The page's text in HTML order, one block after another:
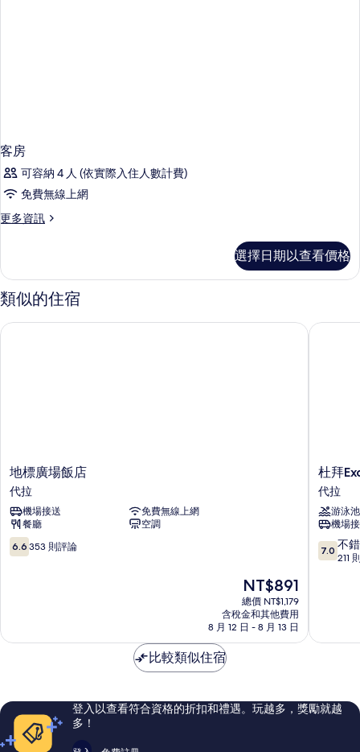
客房
可容納 4 人 (依實際入住人數計費)
免費無線上網
更多資訊
更
的
詳
情
選擇日期以查看價格
類似的住宿
地
標
廣
場
飯
店
代
地標廣場飯店
代拉
機場接送
免費無線上網
餐廳
空調
6.6
分，
評
6.6 353 則評論
現
在
價
格
為
NT$891
總價 NT$1,179
含稅金和其他費用
8 月 12 日 - 8 月 13 日
地標廣場飯店
杜
拜
市
中
心
飯
杜拜
代拉
游泳池
機場
7.0
分，
錯
評
論
7.0 不
211
杜拜
比較類似住宿
登入以查看符合資格的折扣和禮遇。玩越多，獎勵就越
多！